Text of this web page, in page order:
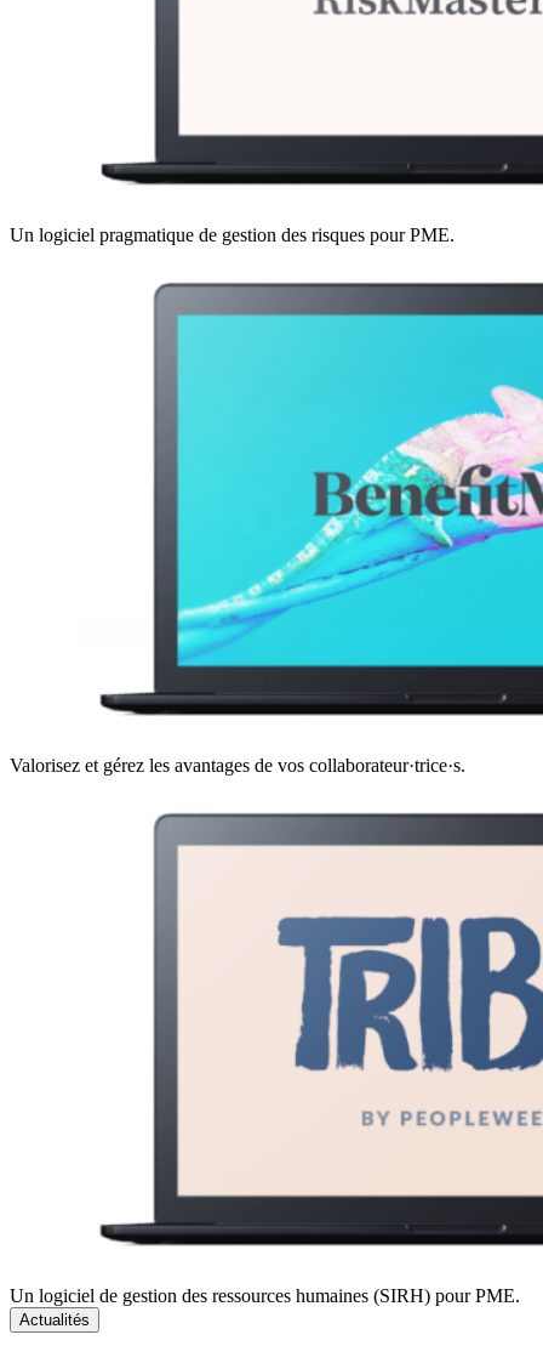
Un logiciel pragmatique de gestion des risques pour PME.
Valorisez et gérez les avantages de vos collaborateur·trice·s.
Un logiciel de gestion des ressources humaines (SIRH) pour PME.
Actualités